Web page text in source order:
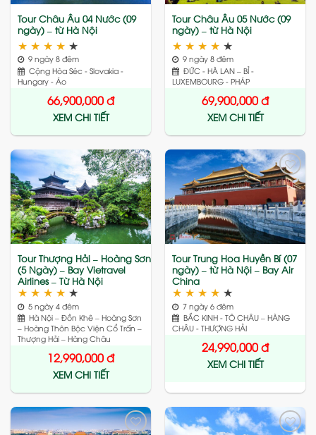
Tour Châu Âu 04 Nước (09
ngày) – từ Hà Nội
★ ★ ★ ★ ★
9 ngày 8 đêm
Cộng Hòa Séc - Slovakia -
Hungary - Áo
66,900,000đ
XEM CHI TIẾT
Tour Châu Âu 05 Nước (09
ngày) – từ Hà Nội
★ ★ ★ ★ ★
9 ngày 8 đêm
ĐỨC - HÀ LAN – BỈ -
LUXEMBOURG - PHÁP
69,900,000đ
XEM CHI TIẾT
Add
to
wishlist
Tour Thượng Hải – Hoàng Sơn
(5 Ngày) – Bay Vietravel
Airlines – Từ Hà Nội
★ ★ ★ ★ ★
5 ngày 4 đêm
Hà Nội – Đồn Khê – Hoàng Sơn
– Hoàng Thôn Bộc Viện Cổ Trấn –
Thượng Hải – Hàng Châu
12,990,000đ
XEM CHI TIẾT
Add
to
wishlist
Tour Trung Hoa Huyền Bí (07
ngày) – từ Hà Nội – Bay Air
China
★ ★ ★ ★ ★
7 ngày 6 đêm
BẮC KINH - TÔ CHÂU – HÀNG
CHÂU - THƯỢNG HẢI
24,990,000đ
XEM CHI TIẾT